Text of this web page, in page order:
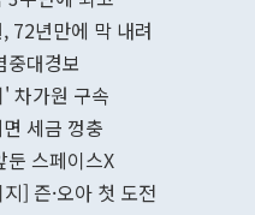
함께 4자 대
"우리의 선
196.9% 급
수출은
기록했지만
로 전환됐다.
72년만에 막 내려
중대경보
차가원 구속
세금 껑충
둔 스페이스X
] 즌·오아 첫 도전